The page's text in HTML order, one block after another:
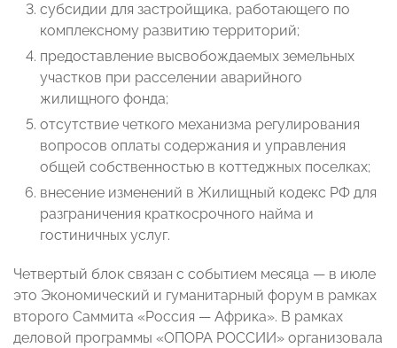
субсидии для застройщика, работающего по
комплексному развитию территорий;
предоставление высвобождаемых земельных
участков при расселении аварийного
жилищного фонда;
отсутствие четкого механизма регулирования
вопросов оплаты содержания и управления
общей собственностью в коттеджных поселках;
внесение изменений в Жилищный кодекс РФ для
разграничения краткосрочного найма и
гостиничных услуг.
Четвертый блок связан с событием месяца — в июле
это Экономический и гуманитарный форум в рамках
второго Саммита «Россия — Африка». В рамках
деловой программы «ОПОРА РОССИИ» организовала